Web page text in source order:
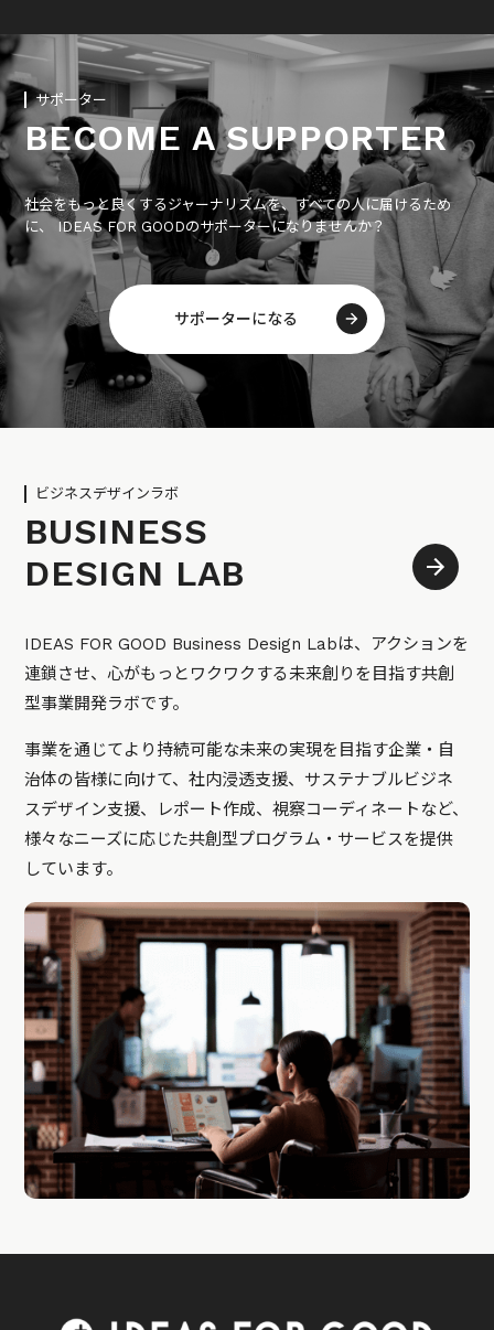
サポーター
BECOME A SUPPORTER
社会をもっと良くするジャーナリズムを、すべての人に届けるため
に、 IDEAS FOR GOODのサポーターになりませんか？
サポーターになる
ビジネスデザインラボ
BUSINESS
DESIGN LAB
IDEAS FOR GOOD Business Design Labは、アクションを
連鎖させ、心がもっとワクワクする未来創りを目指す共創
型事業開発ラボです。
事業を通じてより持続可能な未来の実現を目指す企業・自
治体の皆様に向けて、社内浸透支援、サステナブルビジネ
スデザイン支援、レポート作成、視察コーディネートなど、
様々なニーズに応じた共創型プログラム・サービスを提供
しています。